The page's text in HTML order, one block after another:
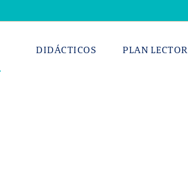
DIDÁCTICOS PLAN LECTOR